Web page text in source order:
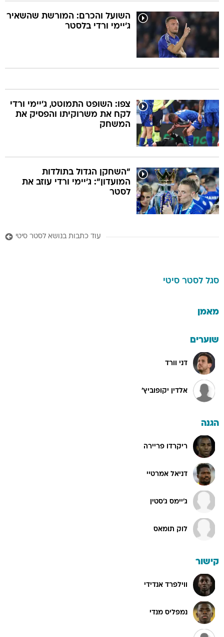
השועל והכרם: המורשת שהשאיר
ג'יימי ורדי בלסטר
צפו: השופט התמוטט, ג'יימי ורדי
לקח את משרוקיתו והפסיק את
המשחק
"השחקן הגדול בתולדות
המועדון": ג'יימי ורדי עוזב את
לסטר
עוד כתבות בנושא לסטר סיטי
סגל לסטר סיטי
מאמן
שוערים
דני וורד
אלדין יקופוביץ'
הגנה
ריקרדו פריירה
דניאל אמרטיי
ג'יימס ג'סטין
לוק תומאס
קישור
ווילפרד אנדידי
נמפליס מנדי